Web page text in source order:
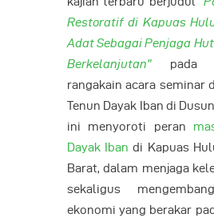
Restoratif di Kapuas
Adat Sebagai Penjaga
Berkelanjutan”pada
rangakain acara seminar
Tenun Dayak Iban di
ini menyoroti peran
Dayak Iban di Kapuas
Barat, dalam menjaga
sekaligus
ekonomi yang berakar